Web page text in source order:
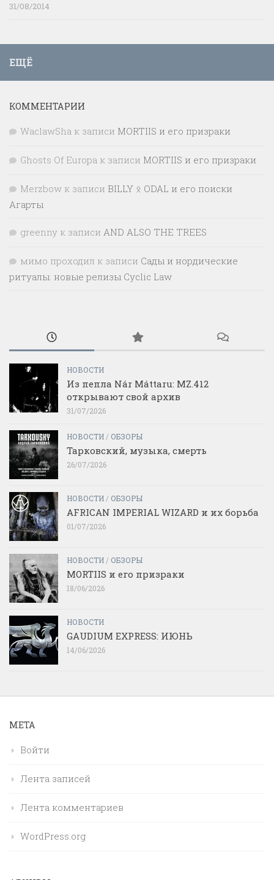
31/08/2014
ЕЩЁ
КОММЕНТАРИИ
WaclawSha к записи MORTIIS и его призраки
Ghosts Of Europa к записи MORTIIS и его призраки
Merzbow к записи BILLY ᛟ ODAL и его поиски
Агарты
greenny к записи AND ALSO THE TREES
мимо проходил к записи Сады и нордические
ритуалы: новые релизы Cyclic Law
НОВОСТИ
Из пепла Nár Máttaru: MZ.412
открывают свой архив
31/07/2026
НОВОСТИ / ОБЗОРЫ
Тарковский, музыка, смерть
26/07/2026
НОВОСТИ / ОБЗОРЫ
AFRICAN IMPERIAL WIZARD и их борьба
01/07/2026
НОВОСТИ / ОБЗОРЫ
MORTIIS и его призраки
18/06/2026
НОВОСТИ
GAUDIUM EXPRESS: ИЮНЬ
14/06/2026
МЕТА
Войти
Лента записей
Лента комментариев
WordPress.org